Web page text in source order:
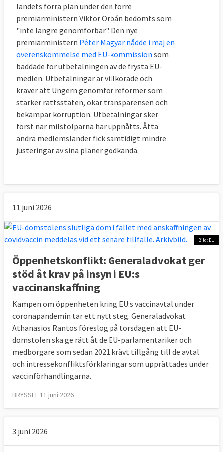
landets förra plan under den förre
premiärministern Viktor Orbán bedömts som
"inte längre genomförbar". Den nye
premiärministern Péter Magyar nådde i maj en
överenskommelse med EU-kommission som
bäddade för utbetalningen av de frysta EU-
medlen. Utbetalningar är villkorade och
kräver att Ungern genomför reformer som
stärker rättsstaten, ökar transparensen och
bekämpar korruption. Utbetalningar sker
först när milstolparna har uppnåtts. Åtta
andra medlemsländer fick samtidigt mindre
justeringar av sina planer godkända.
11 juni 2026
Bild: EU
Öppenhetskonflikt: Generaladvokat ger
stöd åt krav på insyn i EU:s
vaccinanskaffning
Kampen om öppenheten kring EU:s vaccinavtal under
coronapandemin tar ett nytt steg. Generaladvokat
Athanasios Rantos föreslog på torsdagen att EU-
domstolen ska ge rätt åt de EU-parlamentariker och
medborgare som sedan 2021 krävt tillgång till de avtal
och intressekonfliktsförklaringar som upprättades under
vaccinförhandlingarna.
BRYSSEL 11 juni 2026
3 juni 2026